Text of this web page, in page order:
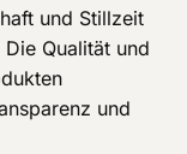
und Stillzeit
Qualität und
und